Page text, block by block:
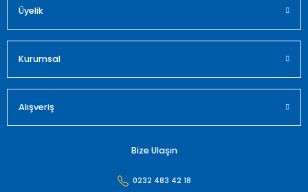
Üyelik
Kurumsal
Alışveriş
Bize Ulaşın
0232 483 42 18